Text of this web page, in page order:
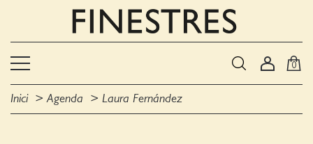
0
Inici Agenda Laura Fernández